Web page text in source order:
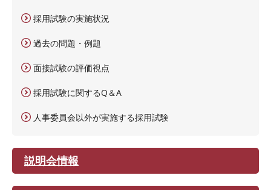
採用試験の実施状況
過去の問題・例題
面接試験の評価視点
採用試験に関するQ＆A
人事委員会以外が実施する採用試験
説明会情報